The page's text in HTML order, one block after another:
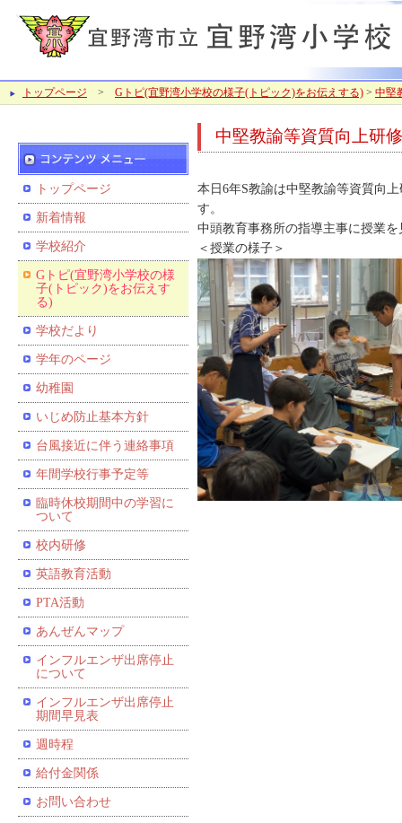
トップページ > Gトピ(宜野湾小学校の様子(トピック)をお伝えする) > 中堅
中堅教諭等資質向上研修
本日6年S教諭は中堅教諭等資質向
す。
中頭教育事務所の指導主事に授業
＜授業の様子＞
トップページ
新着情報
学校紹介
Gトピ(宜野湾小学校の様
子(トピック)をお伝えす
る)
学校だより
学年のページ
幼稚園
いじめ防止基本方針
台風接近に伴う連絡事項
年間学校行事予定等
臨時休校期間中の学習に
ついて
校内研修
英語教育活動
PTA活動
あんぜんマップ
インフルエンザ出席停止
について
インフルエンザ出席停止
期間早見表
週時程
給付金関係
お問い合わせ